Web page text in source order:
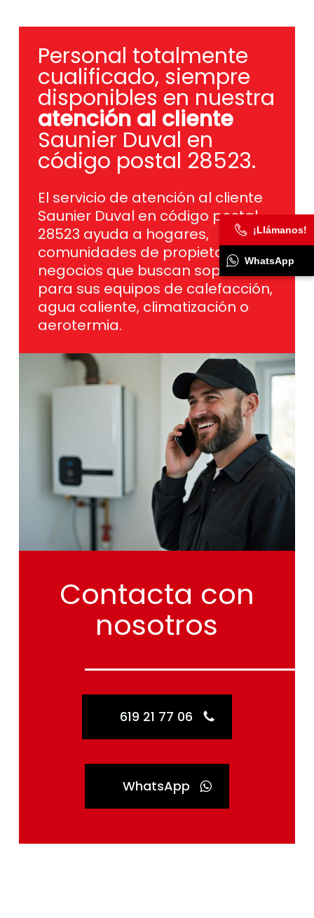
Personal totalmente
cualificado, siempre
disponibles en nuestra
atención al cliente
Saunier Duval en
código postal 28523.
El servicio de atención al cliente
Saunier Duval en código postal
28523 ayuda a hogares,
comunidades de propietarios y
negocios que buscan soporte
para sus equipos de calefacción,
agua caliente, climatización o
aerotermia.
Contacta con
nosotros
619 21 77 06
WhatsApp
¡Llámanos!
WhatsApp